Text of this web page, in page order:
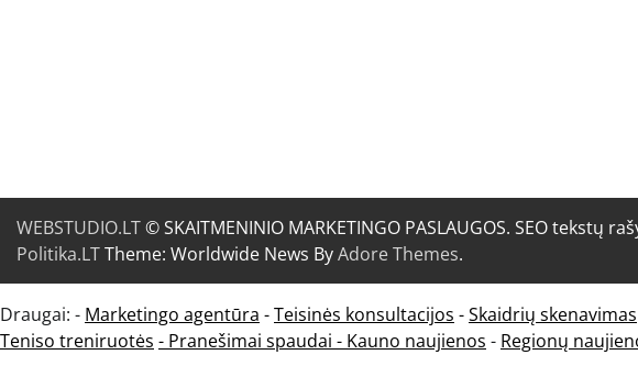
WEBSTUDIO.LT© SKAITMENINIO MARKETINGO PASLAUGOS. SEO
Politika.LTTheme: Worldwide News ByAdore Themes.
Draugai: - Marketingo agentūra -Teisinės konsultacijos -Skaidrių skenavimas
Teniso treniruotės - Pranešimai spaudai - Kauno naujienos - Regionų